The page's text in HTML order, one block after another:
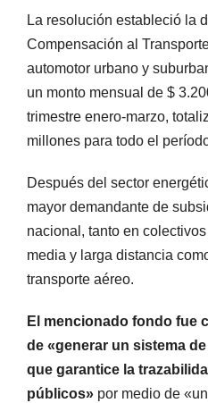
La resolución estableció la
Compensación al
automotor urbano y
un monto mensual de $
trimestre enero-marzo,
millones para todo el
Después del sector
mayor demandante de
nacional, tanto en
media y larga distancia
transporte aéreo.
El mencionado fondo fue
de «generar un sistema
que garantice la
públicos» por medio de